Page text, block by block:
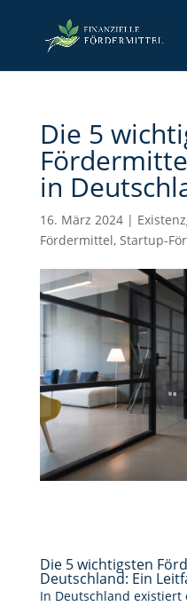
Die 5
in
16. März 2024|
Fördermittel, Startup-
Die 5 wichtigsten
Deutschland: Ein
In Deutschland